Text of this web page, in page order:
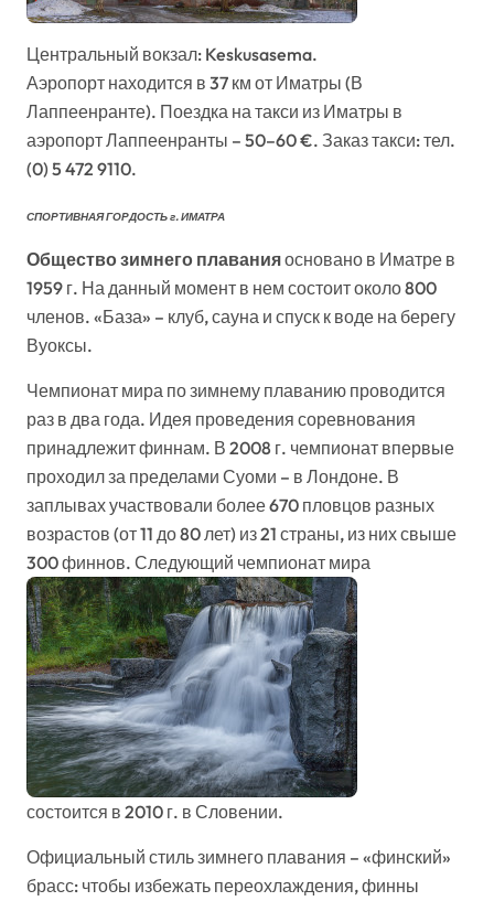
Центральный вокзал: Keskusasema.
Аэропорт находится в 37 км от Иматры (В
Лаппеенранте). Поездка на такси из Иматры в
аэропорт Лаппеенранты – 50–60 €. Заказ такси: тел.
(0) 5 472 9110.
СПОРТИВНАЯ ГОРДОСТЬ г. ИМАТРА
Общество зимнего плаванияосновано в Иматре в
1959 г. На данный момент в нем состоит около 800
членов. «База» – клуб, сауна и спуск к воде на берегу
Вуоксы.
Чемпионат мира по зимнему плаванию проводится
раз в два года. Идея проведения соревнования
принадлежит финнам. В 2008 г. чемпионат впервые
проходил за пределами Суоми – в Лондоне. В
заплывах участвовали более 670 пловцов разных
возрастов (от 11 до 80 лет) из 21 страны, из них свыше
300 финнов. Следующий чемпионат мира
состоится в 2010 г. в Словении.
Официальный стиль зимнего плавания – «финский»
брасс: чтобы избежать переохлаждения, финны